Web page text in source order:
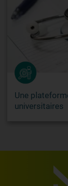
Une
universitaires